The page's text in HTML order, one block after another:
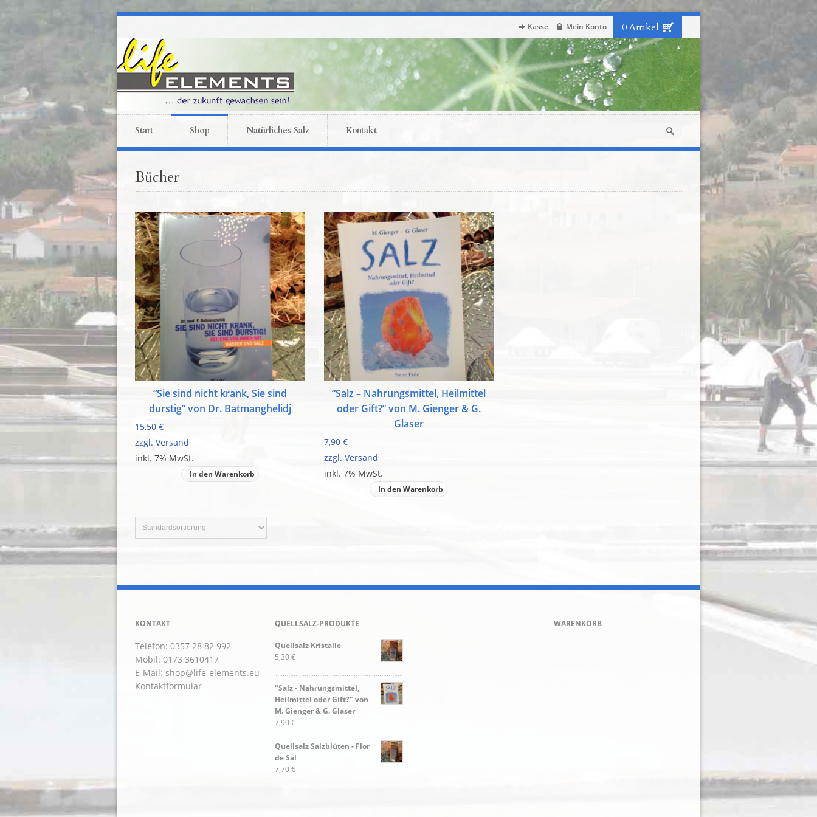
Kasse Mein Konto 0 Artikel
Start Shop Natürliches Salz Kontakt
Bücher
“Sie sind nicht krank, Sie sind
durstig” von Dr. Batmanghelidj
15,50 €
zzgl. Versand
inkl. 7% MwSt.
In den Warenkorb
“Salz – Nahrungsmittel, Heilmittel
oder Gift?” von M. Gienger & G.
Glaser
7,90 €
zzgl. Versand
inkl. 7% MwSt.
In den Warenkorb
KONTAKT
Telefon: 0357 28 82 992
Mobil: 0173 3610417
E-Mail: shop@life-elements.eu
Kontaktformular
QUELLSALZ-PRODUKTE
Quellsalz Kristalle
5,30 €
"Salz - Nahrungsmittel,
Heilmittel oder Gift?" von
M. Gienger & G. Glaser
7,90 €
Quellsalz Salzblüten - Flor
de Sal
7,70 €
WARENKORB